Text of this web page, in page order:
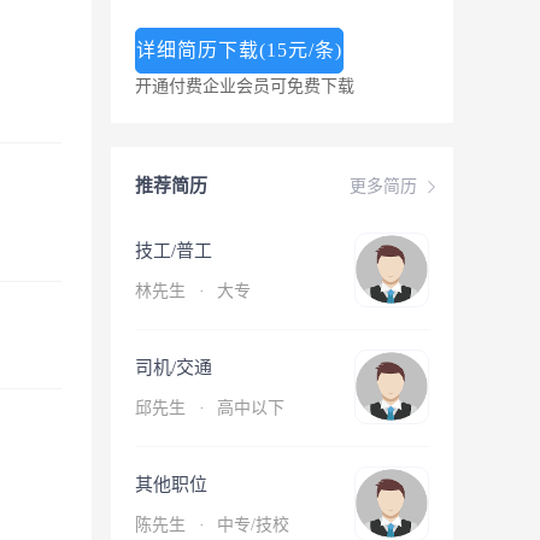
详细简历下载(15元/条)
开通付费企业会员可免费下载
更多简历
推荐简历
技工/普工
林先生 · 大专
司机/交通
邱先生 · 高中以下
其他职位
陈先生 · 中专/技校